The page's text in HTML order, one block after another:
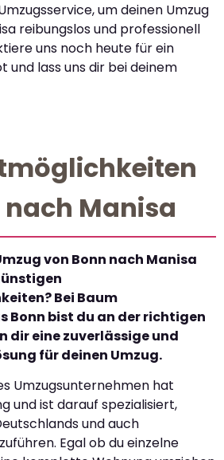
um deinen Umzug
reibungslos und professionell
uns noch heute für ein
und lass uns dir bei deinem
Manisa
von Bonn nach Manisa
Bei Baum
Bonn bist du an der richtigen
dir eine zuverlässige und
für deinen Umzug.
Umzugsunternehmen hat
und ist darauf spezialisiert,
und auch
Egal ob du einzelne